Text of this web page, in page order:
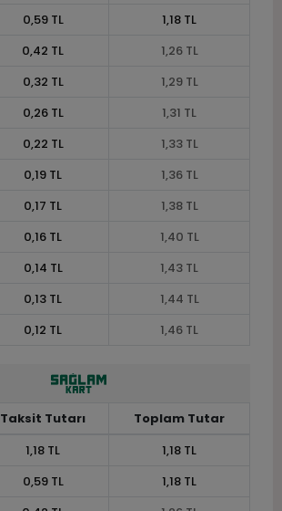
0,59 TL
1,18 TL
0,42 TL
1,26 TL
0,32 TL
1,29 TL
0,26 TL
1,31 TL
0,22 TL
1,33 TL
0,19 TL
1,36 TL
0,17 TL
1,38 TL
0,16 TL
1,40 TL
0,14 TL
1,43 TL
0,13 TL
1,44 TL
0,12 TL 1,46 TL
Taksit Tutarı
Toplam Tutar
1,18 TL
1,18 TL
0,59 TL
1,18 TL